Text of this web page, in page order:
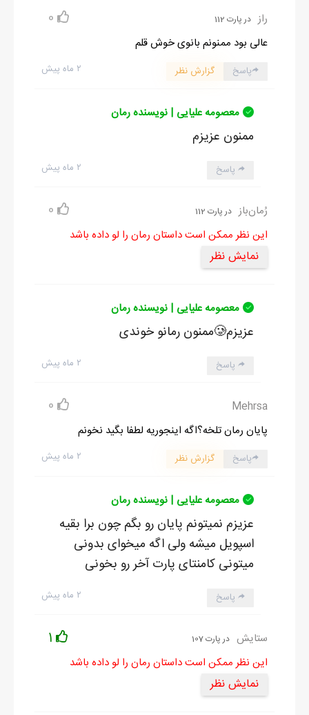
راز در پارت 112 0
عالی بود ممنونم بانوی خوش قلم
۲ ماه پیش پاسخ گزارش نظر
معصومه علیایی | نویسنده رمان
ممنون عزیزم
۲ ماه پیش پاسخ
رُمان‌باز در پارت 112 0
این نظر ممکن است داستان رمان را لو داده باشد
نمایش نظر
معصومه علیایی | نویسنده رمان
عزیزم🥲ممنون رمانو خوندی
۲ ماه پیش پاسخ
Mehrsa
0
پایان رمان تلخه؟اگه اینجوریه لطفا بگید نخونم
۲ ماه پیش پاسخ گزارش نظر
معصومه علیایی | نویسنده رمان
عزیزم نمیتونم پایان رو بگم چون برا بقیه
اسپویل میشه ولی اگه میخوای بدونی
میتونی کامنتای پارت آخر رو بخونی
۲ ماه پیش پاسخ
ستایش در پارت 107 1
این نظر ممکن است داستان رمان را لو داده باشد
نمایش نظر